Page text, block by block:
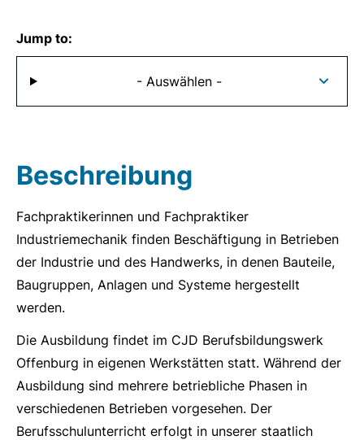
Jump to:
- Auswählen -
Beschreibung
Fachpraktikerinnen und Fachpraktiker
Industriemechanik finden Beschäftigung in Betrieben
der Industrie und des Handwerks, in denen Bauteile,
Baugruppen, Anlagen und Systeme hergestellt
werden.
Die Ausbildung findet im CJD Berufsbildungswerk
Offenburg in eigenen Werkstätten statt. Während der
Ausbildung sind mehrere betriebliche Phasen in
verschiedenen Betrieben vorgesehen. Der
Berufsschulunterricht erfolgt in unserer staatlich